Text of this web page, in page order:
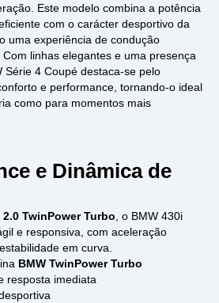
Este modelo combina a potência
com o carácter desportivo da
uma experiência de condução
linhas elegantes e uma presença
Série 4 Coupé destaca-se pelo
e performance, tornando-o ideal
como para momentos mais
e Dinâmica de
2.0 TwinPower Turbo, o BMW 430i
e responsiva, com aceleração
em curva.
BMW TwinPower Turbo
resposta imediata